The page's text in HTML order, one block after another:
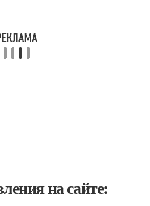
на сайте: